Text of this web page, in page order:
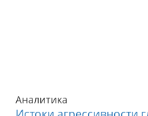
Аналитика